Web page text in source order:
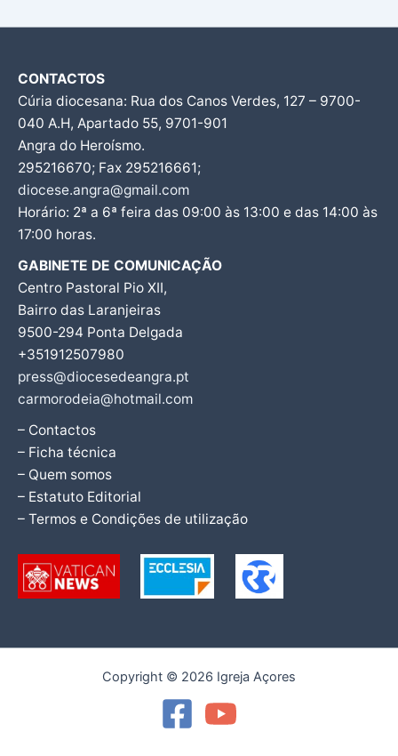
CONTACTOS
Cúria diocesana: Rua dos Canos Verdes, 127 – 9700-
040 A.H, Apartado 55, 9701-901
Angra do Heroísmo.
295216670; Fax 295216661;
diocese.angra@gmail.com
Horário: 2ª a 6ª feira das 09:00 às 13:00 e das 14:00 às
17:00 horas.
GABINETE DE COMUNICAÇÃO
Centro Pastoral Pio XII,
Bairro das Laranjeiras
9500-294 Ponta Delgada
+351912507980
press@diocesedeangra.pt
carmorodeia@hotmail.com
– Contactos
– Ficha técnica
– Quem somos
– Estatuto Editorial
– Termos e Condições de utilização
Copyright © 2026 Igreja Açores